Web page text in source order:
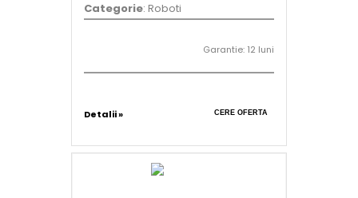
Categorie: Roboti
Garantie: 12 luni
Detalii » CERE OFERTA